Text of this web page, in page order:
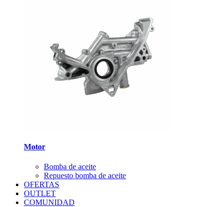
Motor
Bomba de aceite
Repuesto bomba de aceite
OFERTAS
OUTLET
COMUNIDAD